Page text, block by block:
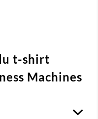
t-shirt
Machines